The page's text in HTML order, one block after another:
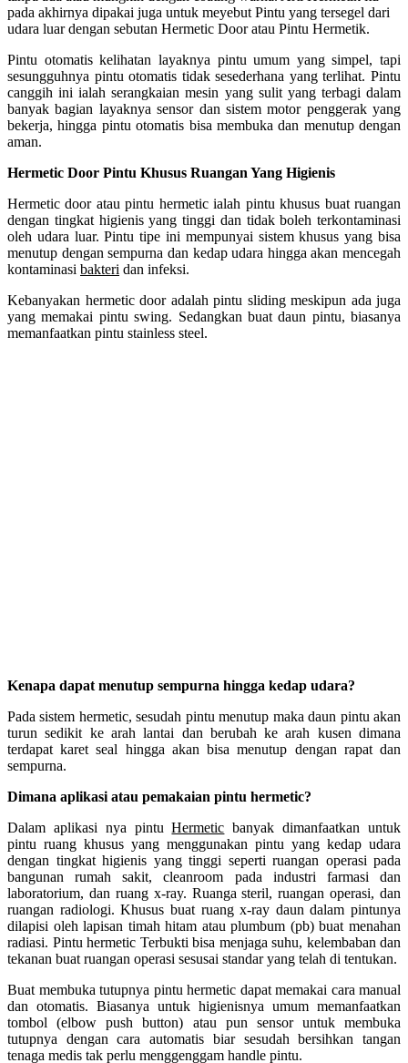
pada akhirnya dipakai juga untuk meyebut Pintu yang tersegel dari
udara luar dengan sebutan Hermetic Door atau Pintu Hermetik.
Pintu otomatis kelihatan layaknya pintu umum yang simpel, tapi
sesungguhnya pintu otomatis tidak sesederhana yang terlihat. Pintu
canggih ini ialah serangkaian mesin yang sulit yang terbagi dalam
banyak bagian layaknya sensor dan sistem motor penggerak yang
bekerja, hingga pintu otomatis bisa membuka dan menutup dengan
aman.
Hermetic Door Pintu Khusus Ruangan Yang Higienis
Hermetic door atau pintu hermetic ialah pintu khusus buat ruangan
dengan tingkat higienis yang tinggi dan tidak boleh terkontaminasi
oleh udara luar. Pintu tipe ini mempunyai sistem khusus yang bisa
menutup dengan sempurna dan kedap udara hingga akan mencegah
kontaminasi bakteri dan infeksi.
Kebanyakan hermetic door adalah pintu sliding meskipun ada juga
yang memakai pintu swing. Sedangkan buat daun pintu, biasanya
memanfaatkan pintu stainless steel.
Kenapa dapat menutup sempurna hingga kedap udara?
Pada sistem hermetic, sesudah pintu menutup maka daun pintu akan
turun sedikit ke arah lantai dan berubah ke arah kusen dimana
terdapat karet seal hingga akan bisa menutup dengan rapat dan
sempurna.
Dimana aplikasi atau pemakaian pintu hermetic?
Dalam aplikasi nya pintuHermetic banyak dimanfaatkan untuk
pintu ruang khusus yang menggunakan pintu yang kedap udara
dengan tingkat higienis yang tinggi seperti ruangan operasi pada
bangunan rumah sakit, cleanroom pada industri farmasi dan
laboratorium, dan ruang x-ray. Ruanga steril, ruangan operasi, dan
ruangan radiologi. Khusus buat ruang x-ray daun dalam pintunya
dilapisi oleh lapisan timah hitam atau plumbum (pb) buat menahan
radiasi. Pintu hermetic Terbukti bisa menjaga suhu, kelembaban dan
tekanan buat ruangan operasi sesusai standar yang telah di tentukan.
Buat membuka tutupnya pintu hermetic dapat memakai cara manual
dan otomatis. Biasanya untuk higienisnya umum memanfaatkan
tombol (elbow push button) atau pun sensor untuk membuka
tutupnya dengan cara automatis biar sesudah bersihkan tangan
tenaga medis tak perlu menggenggam handle pintu.